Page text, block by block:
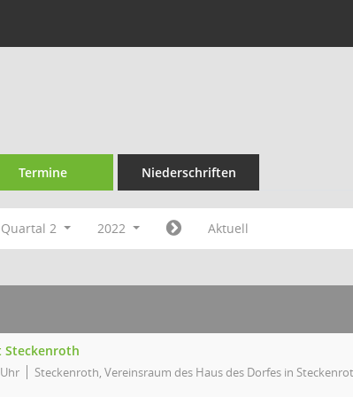
Termine Niederschriften
Quartal 2 2022 Aktuell
Steckenroth
Steckenroth, Vereinsraum des Haus des Dorfes in